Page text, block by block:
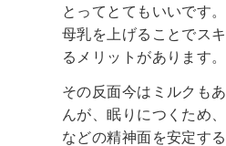
とってとてもいいです。
母乳を上げることでス
るメリットがあります。
その反面今はミルクも
んが、眠りにつくため
などの精神面を安定す